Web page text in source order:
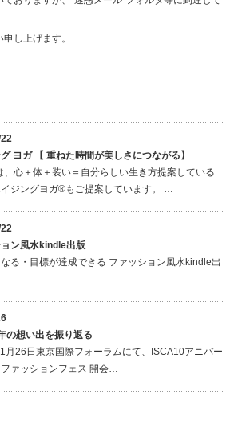
し上げます。
ヨガ 【 重ねた時間が美しさにつながる】
、心＋体＋装い＝自分らしい生き方提案している
ジングヨガ®もご提案しています。 …
ン風水kindle出版
る・目標が達成できる ファッション風水kindle出
の想い出を振り返る
月26日東京国際フォーラムにて、ISCA10アニバー
ァッションフェス 開会…